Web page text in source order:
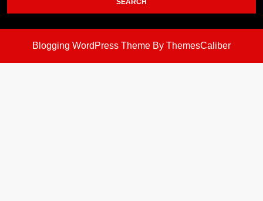
Blogging WordPress Theme By ThemesCaliber